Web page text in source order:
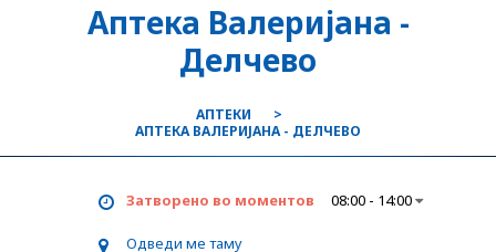
Аптека Валеријана -
Делчево
АПТЕКИ
АПТЕКА ВАЛЕРИЈАНА - ДЕЛЧЕВО
Затворено во моментов 08:00 - 14:00
Одведи ме таму